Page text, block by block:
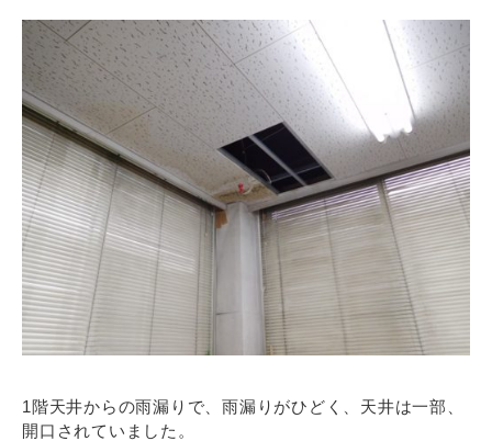
1階天井からの雨漏りで、雨漏りがひどく、天井は一部、
開口されていました。